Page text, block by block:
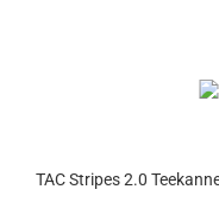
TAC Stripes 2.0